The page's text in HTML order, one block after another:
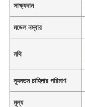
সাক্ষ্যদান
মডেল নম্বার
নথি
ন্যূনতম চাহিদার পরিমাণ
মূল্য